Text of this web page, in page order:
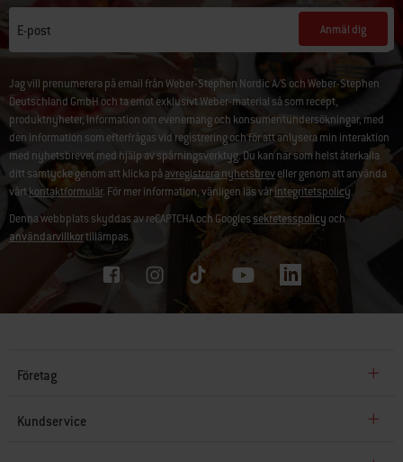
E-post Anmäl dig
Jag vill prenumerera på email från Weber-Stephen Nordic A/S och Weber-Stephen
Deutschland GmbH och ta emot exklusivt Weber-material så som recept,
produktnyheter, information om evenemang och konsumentundersökningar, med
den information som efterfrågas vid registrering och för att anlysera min interaktion
med nyhetsbrevet med hjälp av spårningsverktyg. Du kan när som helst återkalla
ditt samtycke genom att klicka på avregistrera nyhetsbreveller genom att använda
vårt kontaktformulär. För mer information, vänligen läs vårintegritetspolicy.
Denna webbplats skyddas av reCAPTCHA och Googlessekretesspolicy och
användarvillkortillämpas.
Företag
Kundservice